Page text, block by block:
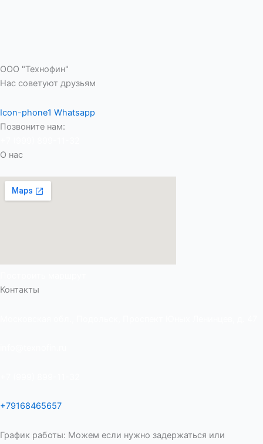
ООО "Технофин"
Нас советуют друзьям
Icon-phone1 Whatsapp
Позвоните нам:
О нас
Контакты
+79168465657
График работы: Можем если нужно задержаться или